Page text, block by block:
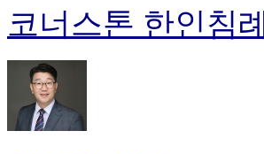
코너스톤 한인침